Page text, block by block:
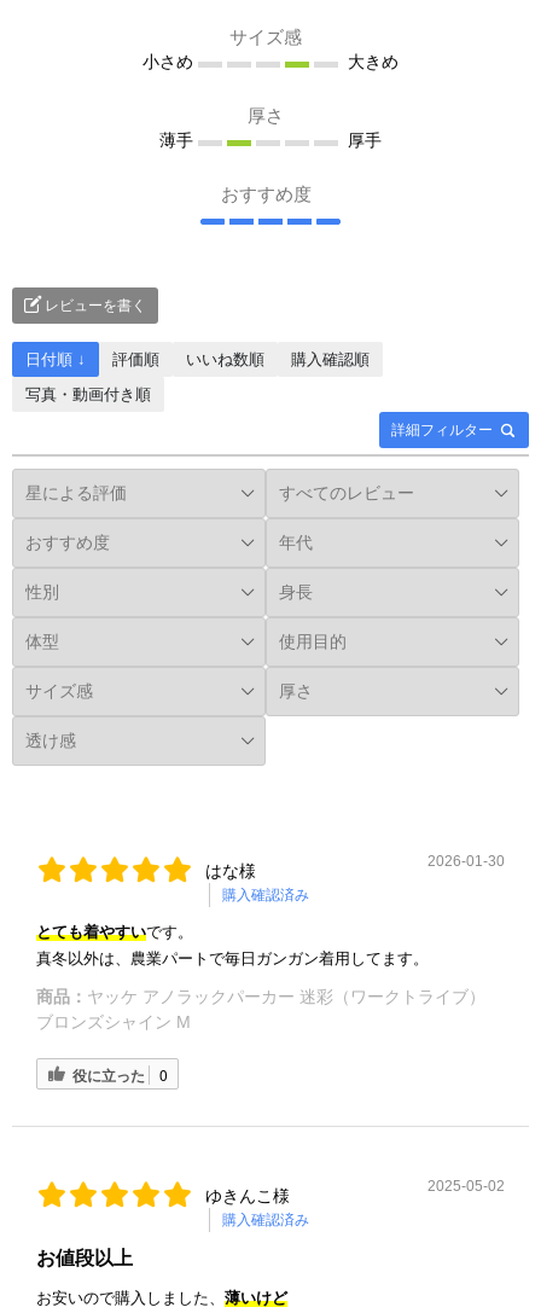
サイズ感
小さめ 大きめ
厚さ
薄手 厚手
おすすめ度
レビューを書く
詳細フィルター
日付順 ↓ 評価順 いいね数順
購入確認順
写真・動画付き順
はな様
購入確認済み
2026-01-30
とても着やすいです。
真冬以外は、農業パートで毎日ガンガン着用してます。
商品： ヤッケ アノラックパーカー 迷彩（ワークトライブ）
ブロンズシャイン M
役に立った 0
ゆきんこ様
購入確認済み
2025-05-02
お値段以上
お安いので購入しました、 薄いけど